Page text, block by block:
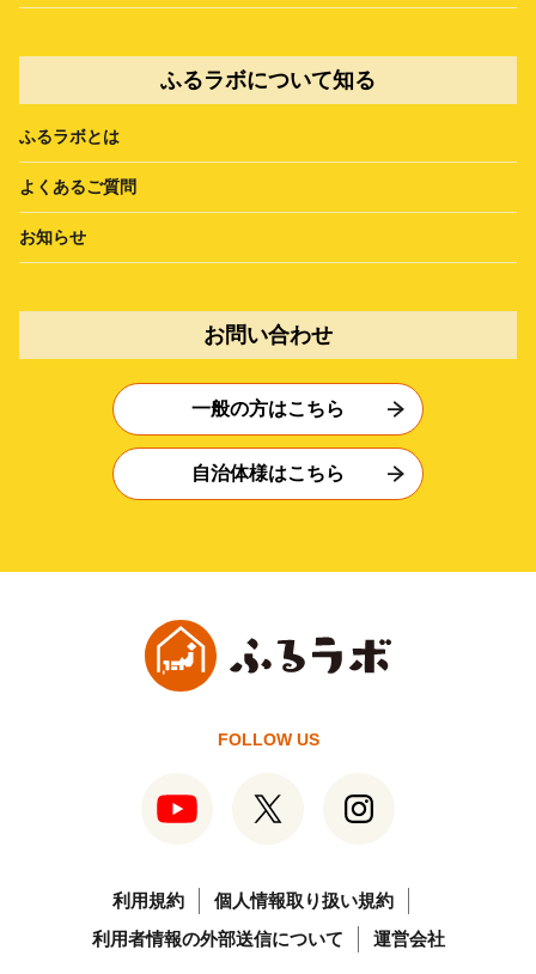
ふるラボについて知る
ふるラボとは
よくあるご質問
お知らせ
お問い合わせ
一般の方はこちら
自治体様はこちら
FOLLOW US
利用規約
個人情報取り扱い規約
利用者情報の外部送信について
運営会社